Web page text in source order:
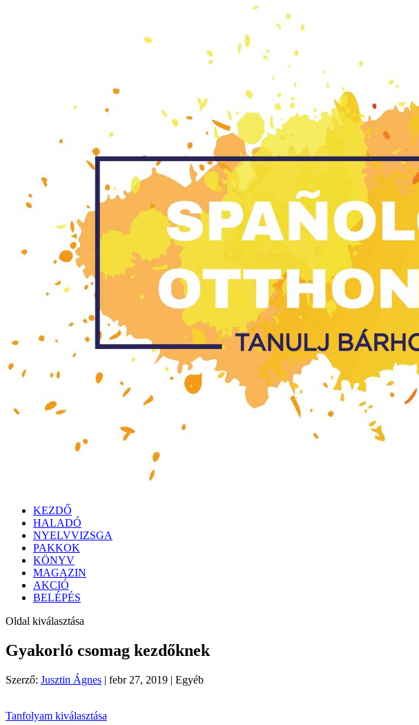
KEZDŐ
HALADÓ
NYELVVIZSGA
PAKKOK
KÖNYV
MAGAZIN
AKCIÓ
BELÉPÉS
Oldal kiválasztása
Gyakorló csomag kezdőknek
Szerző: Jusztin Ágnes | febr 27, 2019 | Egyéb
Tanfolyam kiválasztása